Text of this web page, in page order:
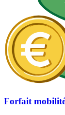
Forfait